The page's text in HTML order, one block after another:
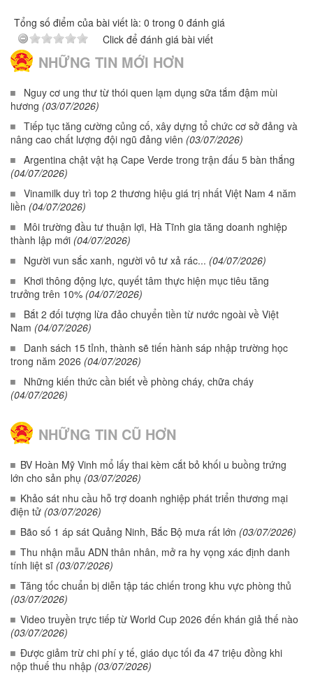
Tổng số điểm của bài viết là: 0 trong 0 đánh giá
Click để đánh giá bài viết
NHỮNG TIN MỚI HƠN
Nguy cơ ung thư từ thói quen lạm dụng sữa tắm đậm mùi
hương (03/07/2026)
Tiếp tục tăng cường củng cố, xây dựng tổ chức cơ sở đảng và
nâng cao chất lượng đội ngũ đảng viên (03/07/2026)
Argentina chật vật hạ Cape Verde trong trận đấu 5 bàn thắng
(04/07/2026)
Vinamilk duy trì top 2 thương hiệu giá trị nhất Việt Nam 4 năm
liền (04/07/2026)
Môi trường đầu tư thuận lợi, Hà Tĩnh gia tăng doanh nghiệp
thành lập mới (04/07/2026)
Người vun sắc xanh, người vô tư xả rác... (04/07/2026)
Khơi thông động lực, quyết tâm thực hiện mục tiêu tăng
trưởng trên 10% (04/07/2026)
Bắt 2 đối tượng lừa đảo chuyển tiền từ nước ngoài về Việt
Nam (04/07/2026)
Danh sách 15 tỉnh, thành sẽ tiến hành sáp nhập trường học
trong năm 2026 (04/07/2026)
Những kiến thức cần biết về phòng cháy, chữa cháy
(04/07/2026)
NHỮNG TIN CŨ HƠN
BV Hoàn Mỹ Vinh mổ lấy thai kèm cắt bỏ khối u buồng trứng
lớn cho sản phụ (03/07/2026)
Khảo sát nhu cầu hỗ trợ doanh nghiệp phát triển thương mại
điện tử (03/07/2026)
Bão số 1 áp sát Quảng Ninh, Bắc Bộ mưa rất lớn (03/07/2026)
Thu nhận mẫu ADN thân nhân, mở ra hy vọng xác định danh
tính liệt sĩ (03/07/2026)
Tăng tốc chuẩn bị diễn tập tác chiến trong khu vực phòng thủ
(03/07/2026)
Video truyền trực tiếp từ World Cup 2026 đến khán giả thế nào
(03/07/2026)
Được giảm trừ chi phí y tế, giáo dục tối đa 47 triệu đồng khi
nộp thuế thu nhập (03/07/2026)